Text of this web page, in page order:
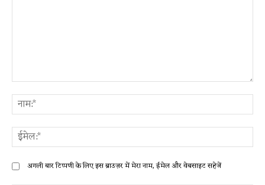
अगली बार टिप्पणी के लिए इस ब्राउज़र में मेरा नाम, ईमेल और वेबसाइट सहेजें